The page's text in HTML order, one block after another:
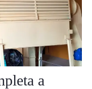
a